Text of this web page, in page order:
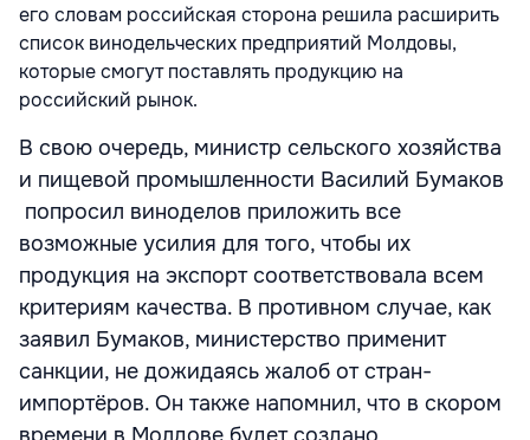
его словам российская сторона решила расширить
список винодельческих предприятий Молдовы,
которые смогут поставлять продукцию на
российский рынок.
В свою очередь, министр сельского хозяйства
и пищевой промышленности Василий Бумаков
попросил виноделов приложить все
возможные усилия для того, чтобы их
продукция на экспорт соответствовала всем
критериям качества. В противном случае, как
заявил Бумаков, министерство применит
санкции, не дожидаясь жалоб от стран-
импортёров. Он также напомнил, что в скором